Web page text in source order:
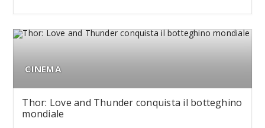
CINEMA
Thor: Love and Thunder conquista il botteghino
mondiale